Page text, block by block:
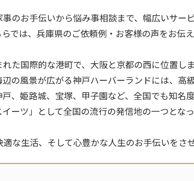
のお手伝いから悩み事相談まで、幅広いサー
では、兵庫県のご依頼例・お客様の声をお伝え
た国際的な港町で、大阪と京都の西に位置し
の風景が広がる神戸ハーバーランドには、高
、姫路城、宝塚、甲子園など、全国でも知名
ーツ」として全国の流行の発信地の一つとなっ
な生活、そして心豊かな人生のお手伝いをさ